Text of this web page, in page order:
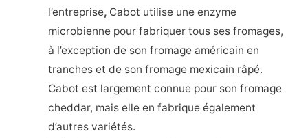
l’entreprise, Cabot utilise une enzyme
microbienne pour fabriquer tous ses fromages,
à l’exception de son fromage américain en
tranches et de son fromage mexicain râpé.
Cabot est largement connue pour son fromage
cheddar, mais elle en fabrique également
d’autres variétés.